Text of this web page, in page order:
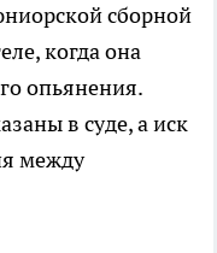
сборной
когда она
опьянения.
в суде, а иск
между